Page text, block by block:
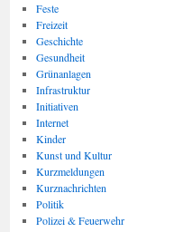
Feste
Freizeit
Geschichte
Gesundheit
Grünanlagen
Infrastruktur
Initiativen
Internet
Kinder
Kunst und Kultur
Kurzmeldungen
Kurznachrichten
Politik
Polizei & Feuerwehr